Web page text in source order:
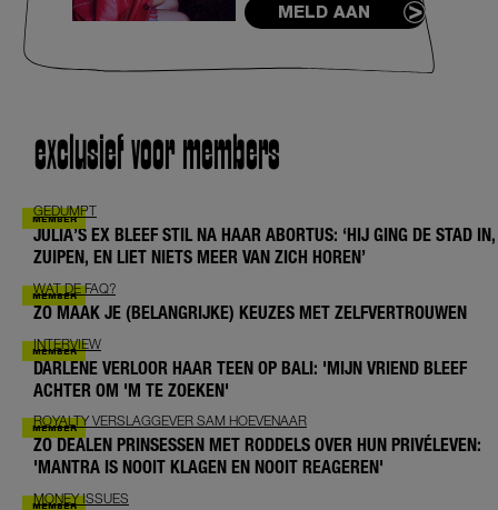
MELD AAN
exclusief voor members
GEDUMPT
JULIA’S EX BLEEF STIL NA HAAR ABORTUS: ‘HIJ GING DE STAD IN,
ZUIPEN, EN LIET NIETS MEER VAN ZICH HOREN’
WAT DE FAQ?
ZO MAAK JE (BELANGRIJKE) KEUZES MET ZELFVERTROUWEN
INTERVIEW
DARLENE VERLOOR HAAR TEEN OP BALI: 'MIJN VRIEND BLEEF
ACHTER OM 'M TE ZOEKEN'
ROYALTY VERSLAGGEVER SAM HOEVENAAR
ZO DEALEN PRINSESSEN MET RODDELS OVER HUN PRIVÉLEVEN:
'MANTRA IS NOOIT KLAGEN EN NOOIT REAGEREN'
MONEY ISSUES